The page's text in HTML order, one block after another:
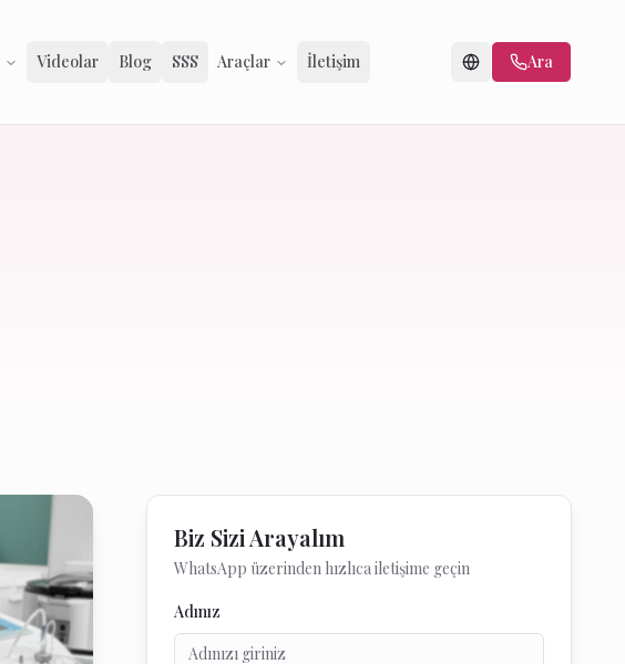
Videolar Blog SSS Araçlar İletişim Ara
Biz Sizi Arayalım
WhatsApp üzerinden hızlıca iletişime geçin
Adınız